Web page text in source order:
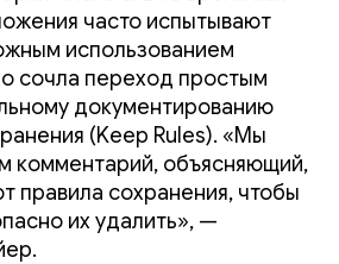
часто испытывают
использованием
сочла переход простым
документированию
(Keep Rules). «Мы
комментарий, объясняющий,
правила сохранения, чтобы
их удалить», —